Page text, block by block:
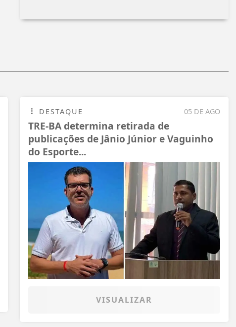
05 DE AGO
DESTAQUE
TRE-BA determina retirada de
publicações de Jânio Júnior e Vaguinho
do Esporte...
VISUALIZAR